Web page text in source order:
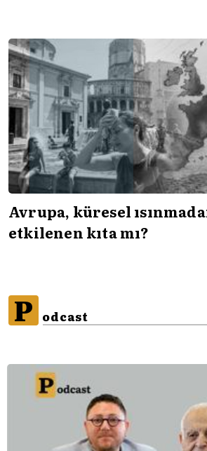
Avrupa, küresel
etkilenen kıta mı?
P odcast